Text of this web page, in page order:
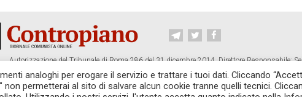
Autorizzazione del Tribunale di Roma 286 del 31 dicembre 2014. Direttore Responsabile:
Tel. 06.640.122.19 -
redazione@contropiano.org
SOSTIENICI! REDAZIONE CONTATTI TG CONTROPIANO LINK
analoghi per erogare il servizio e trattare i tuoi dati. Cliccando
non permetterai al sito di salvare alcun cookie tranne quelli tecnici.